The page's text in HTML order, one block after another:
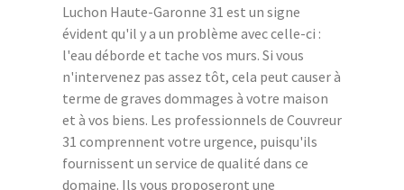
Luchon Haute-Garonne 31 est un signe
évident qu'il y a un problème avec celle-ci :
l'eau déborde et tache vos murs. Si vous
n'intervenez pas assez tôt, cela peut causer à
terme de graves dommages à votre maison
et à vos biens. Les professionnels de Couvreur
31 comprennent votre urgence, puisqu'ils
fournissent un service de qualité dans ce
domaine. Ils vous proposeront une